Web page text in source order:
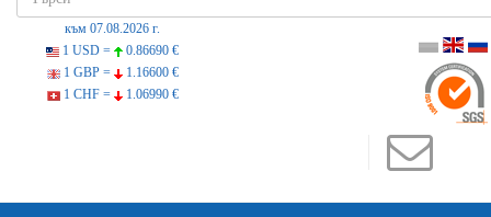
към 07.08.2026 г.
1 USD =
0.86690 €
1 GBP =
1.16600 €
1 CHF =
1.06990 €